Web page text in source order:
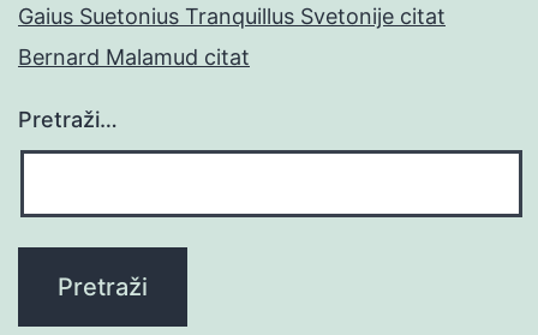
Gaius Suetonius Tranquillus Svetonije citat
Bernard Malamud citat
Pretraži…